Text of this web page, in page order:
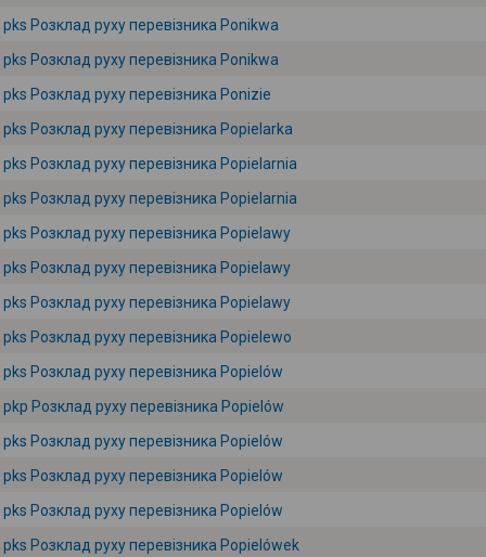
pks Розклад руху перевізника Ponikwa
pks Розклад руху перевізника Ponikwa
pks Розклад руху перевізника Ponizie
pks Розклад руху перевізника Popielarka
pks Розклад руху перевізника Popielarnia
pks Розклад руху перевізника Popielarnia
pks Розклад руху перевізника Popielawy
pks Розклад руху перевізника Popielawy
pks Розклад руху перевізника Popielawy
pks Розклад руху перевізника Popielewo
pks Розклад руху перевізника Popielów
pkp Розклад руху перевізника Popielów
pks Розклад руху перевізника Popielów
pks Розклад руху перевізника Popielów
pks Розклад руху перевізника Popielów
pks Розклад руху перевізника Popielówek